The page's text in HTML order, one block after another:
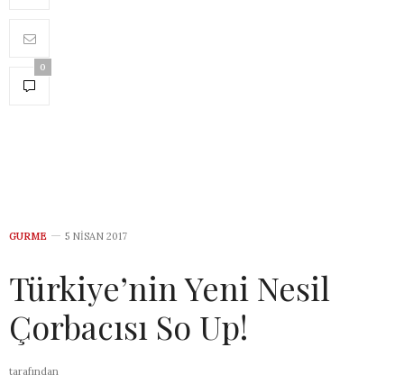
0
GURME 5 NISAN 2017
Türkiye’nin Yeni Nesil
Çorbacısı So Up!
tarafından